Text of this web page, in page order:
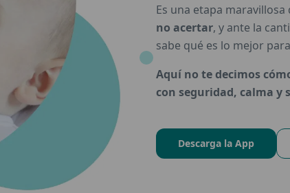
Es una etapa
no acertar, y ante la
sabe qué es lo mejor
Aquí no te decimos
con seguridad, calma y
Descarga la App